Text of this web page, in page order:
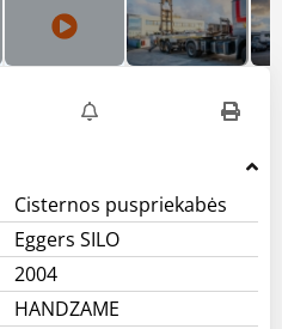
Cisternos puspriekabės
Eggers SILO
2004
HANDZAME